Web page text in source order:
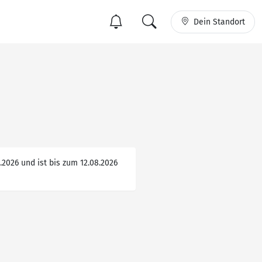
Dein Standort
und ist bis zum 12.08.2026